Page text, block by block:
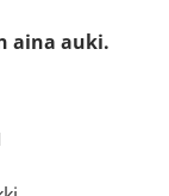
aina auki.